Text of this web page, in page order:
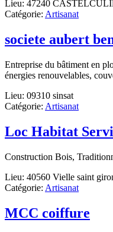
exposition
de
d’art
Lieu: 47240
Catégorie: Artisanat
societe aubert
Entreprise du bâtiment en
énergies renouvelables,
Lieu: 09310 sinsat
Catégorie: Artisanat
Loc Habitat
Construction Bois,
Lieu: 40560 Vielle saint
Catégorie: Artisanat
MCC coiffure